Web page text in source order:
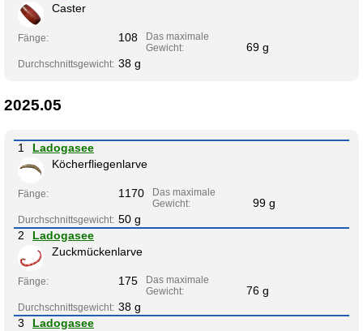
Caster
Fänge: 108
Das maximale
Gewicht:
69 g
Durchschnittsgewicht: 38 g
2025.05
1
Ladogasee
Köcherfliegenlarve
Fänge: 1170
Das maximale
Gewicht:
99 g
Durchschnittsgewicht: 50 g
2
Ladogasee
Zuckmückenlarve
Fänge: 175
Das maximale
Gewicht:
76 g
Durchschnittsgewicht: 38 g
3
Ladogasee